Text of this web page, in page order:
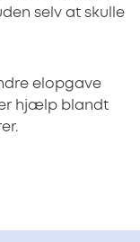
selv at skulle
elopgave
hjælp blandt